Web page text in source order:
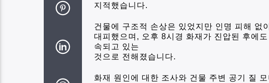
지적했습니다.
건물에 구조적 손상은 있었지만 인명 피해 없
대피했으며 , 오후 8시경 화재가 진압된 후에
속되고 있는
것으로 전해졌습니다.
화재 원인에 대한 조사와 건물 주변 공기 질